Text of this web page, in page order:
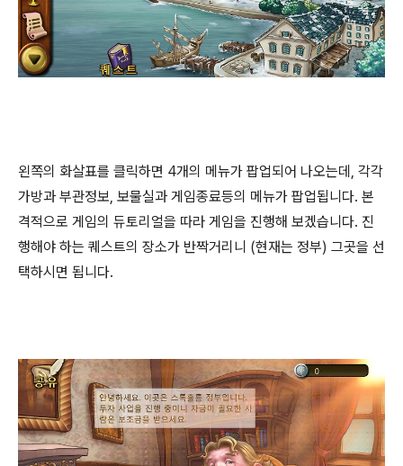
왼쪽의 화살표를 클릭하면 4개의 메뉴가 팝업되어 나오는데, 각각
가방과 부관정보, 보물실과 게임종료등의 메뉴가 팝업됩니다. 본
격적으로 게임의 듀토리얼을 따라 게임을 진행해 보겠습니다. 진
행해야 하는 퀘스트의 장소가 반짝거리니 (현재는 정부) 그곳을 선
택하시면 됩니다.